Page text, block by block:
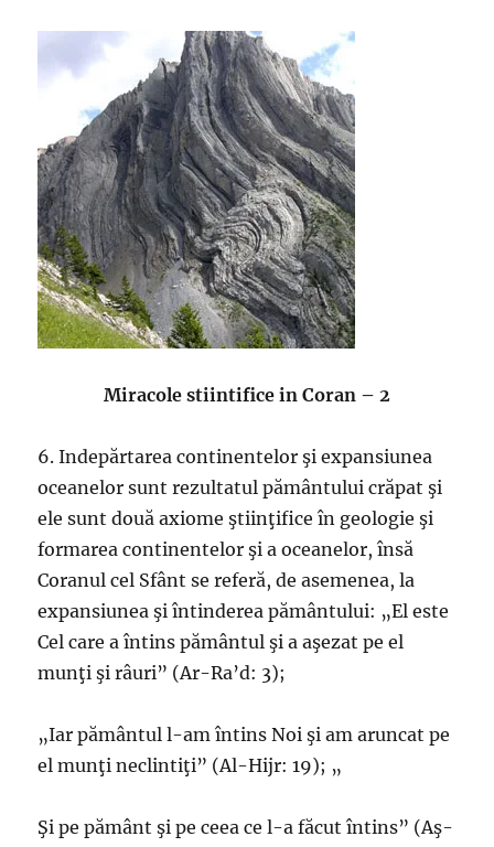
Miracole stiintifice in Coran – 2
6. Indepărtarea continentelor şi expansiunea
oceanelor sunt rezultatul pământului crăpat şi
ele sunt două axiome ştiinţifice în geologie şi
formarea continentelor şi a oceanelor, însă
Coranul cel Sfânt se referă, de asemenea, la
expansiunea şi întinderea pământului: „El este
Cel care a întins pământul şi a aşezat pe el
munţi şi râuri” (Ar-Ra’d: 3);
„Iar pământul l-am întins Noi şi am aruncat pe
el munţi neclintiţi” (Al-Hijr: 19); „
Şi pe pământ şi pe ceea ce l-a făcut întins” (Aş-